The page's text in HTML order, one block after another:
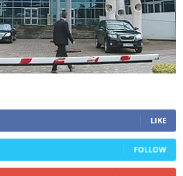
LIKE
FOLLOW